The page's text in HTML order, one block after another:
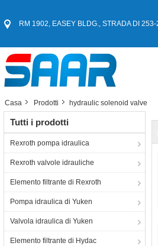
RM 1902, EASEY BLDG., STRADA DI 253-261
Casa Prodotti hydraulic solenoid valve
Tutti i prodotti
Rexroth pompa idraulica
Rexroth valvole idrauliche
Elemento filtrante di Rexroth
Pompa idraulica di Yuken
Valvola idraulica di Yuken
Elemento filtrante di Hydac